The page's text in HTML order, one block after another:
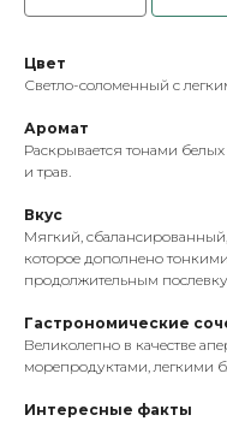
Цвет
Светло-соломенный с
Аромат
Раскрывается тонами
и трав.
Вкус
Мягкий,
которое дополнено
продолжительным
Гастрономические
Великолепно в качестве
морепродуктами, легкими
Интересные факты